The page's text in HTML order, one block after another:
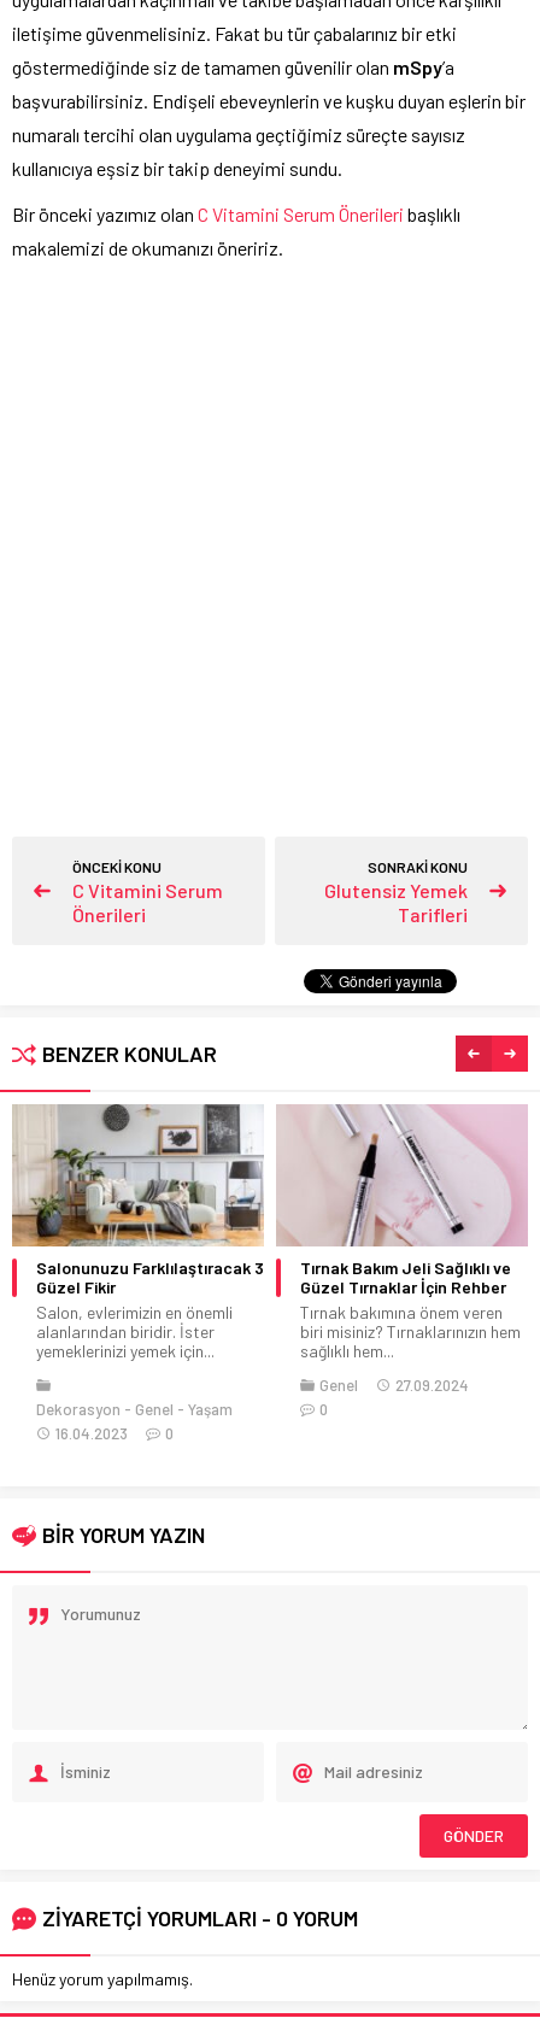
iletişime güvenmelisiniz. Fakat bu tür çabalarınız bir etki
göstermediğinde siz de tamamen güvenilir olan mSpy’a
başvurabilirsiniz. Endişeli ebeveynlerin ve kuşku duyan eşlerin bir
numaralı tercihi olan uygulama geçtiğimiz süreçte sayısız
kullanıcıya eşsiz bir takip deneyimi sundu.
Bir önceki yazımız olan C Vitamini Serum Önerileri başlıklı
makalemizi de okumanızı öneririz.
ÖNCEKİ KONU
C Vitamini Serum
Önerileri
SONRAKİ KONU
Glutensiz Yemek
Tarifleri
BENZER KONULAR
Salonunuzu Farklılaştıracak 3
Güzel Fikir
Salon, evlerimizin en önemli
alanlarından biridir. İster
yemeklerinizi yemek için...
Dekorasyon Genel
Yaşam
16.04.2023
0
Tırnak Bakım Jeli Sağlıklı ve
Güzel Tırnaklar İçin Rehber
Tırnak bakımına önem veren
biri misiniz? Tırnaklarınızın hem
sağlıklı hem...
Genel
27.09.2024
0
BİR YORUM YAZIN
ZİYARETÇİ YORUMLARI - 0 YORUM
Henüz yorum yapılmamış.